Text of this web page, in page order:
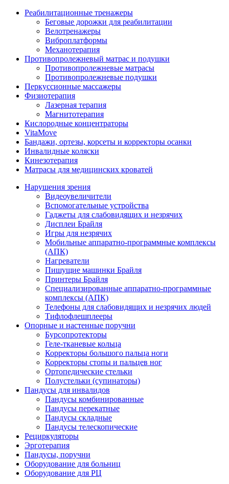
Реабилитационные тренажеры
Беговые дорожки для реабилитации
Велотренажеры
Виброплатформы
Механотерапия
Противопролежневый матрас и подушки
Противопролежневые матрасы
Противопролежневые подушки
Перкуссионные массажеры
Физиотерапия
Лазерная терапия
Магнитотерапия
Кислородные концентраторы
VitaMove
Бандажи, ортезы, корсеты и корректоры осанки
Инвалидные коляски
Кинезотерапия
Матрасы для медицинских кроватей
Нарушения зрения
Видеоувеличители
Вспомогательные устройства
Гаджеты для слабовидящих и незрячих
Дисплеи Брайля
Игры для незрячих
Мобильные аппаратно-программные комплексы
(АПК)
Нагреватели
Пишущие машинки Брайля
Принтеры Брайля
Специализированные аппаратно-программные
комплексы (АПК)
Телефоны для слабовидящих и незрячих людей
Тифлофлешплееры
Опорные и настенные поручни
Бурсопротекторы
Геле-тканевые кольца
Корректоры большого пальца ноги
Корректоры стопы и пальцев ног
Ортопедические стельки
Полустельки (супинаторы)
Пандусы для инвалидов
Пандусы комбинированные
Пандусы перекатные
Пандусы складные
Пандусы телескопические
Рециркуляторы
Эрготерапия
Пандусы, поручни
Оборудование для больниц
Оборудование для РЦ